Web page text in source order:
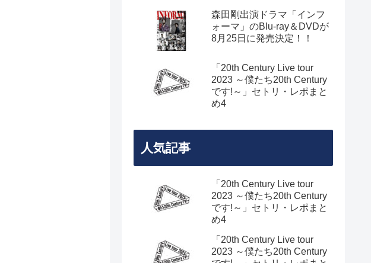
森田剛出演ドラマ「インフ
ォーマ」のBlu-ray＆DVDが
8月25日に発売決定！！
「20th Century Live tour
2023 ～僕たち20th Century
です!～」セトリ・レポまと
め4
人気記事
「20th Century Live tour
2023 ～僕たち20th Century
です!～」セトリ・レポまと
め4
「20th Century Live tour
2023 ～僕たち20th Century